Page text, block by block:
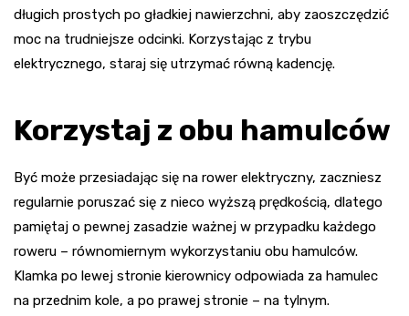
długich prostych po gładkiej nawierzchni, aby zaoszczędzić
moc na trudniejsze odcinki. Korzystając z trybu
elektrycznego, staraj się utrzymać równą kadencję.
Korzystaj z obu hamulców
Być może przesiadając się na rower elektryczny, zaczniesz
regularnie poruszać się z nieco wyższą prędkością, dlatego
pamiętaj o pewnej zasadzie ważnej w przypadku każdego
roweru – równomiernym wykorzystaniu obu hamulców.
Klamka po lewej stronie kierownicy odpowiada za hamulec
na przednim kole, a po prawej stronie – na tylnym.